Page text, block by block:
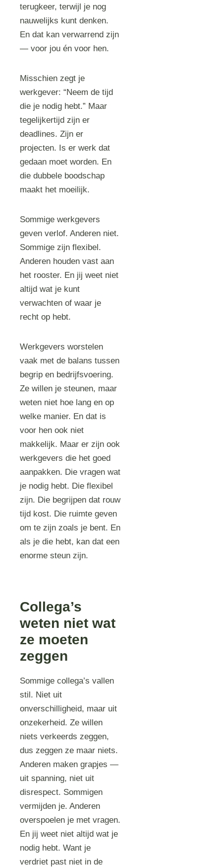
terugkeer, terwijl je nog
nauwelijks kunt denken.
En dat kan verwarrend zijn
— voor jou én voor hen.
Misschien zegt je
werkgever: “Neem de tijd
die je nodig hebt.” Maar
tegelijkertijd zijn er
deadlines. Zijn er
projecten. Is er werk dat
gedaan moet worden. En
die dubbele boodschap
maakt het moeilijk.
Sommige werkgevers
geven verlof. Anderen niet.
Sommige zijn flexibel.
Anderen houden vast aan
het rooster. En jij weet niet
altijd wat je kunt
verwachten of waar je
recht op hebt.
Werkgevers worstelen
vaak met de balans tussen
begrip en bedrijfsvoering.
Ze willen je steunen, maar
weten niet hoe lang en op
welke manier. En dat is
voor hen ook niet
makkelijk. Maar er zijn ook
werkgevers die het goed
aanpakken. Die vragen wat
je nodig hebt. Die flexibel
zijn. Die begrijpen dat rouw
tijd kost. Die ruimte geven
om te zijn zoals je bent. En
als je die hebt, kan dat een
enorme steun zijn.
Collega’s
weten niet wat
ze moeten
zeggen
Sommige collega’s vallen
stil. Niet uit
onverschilligheid, maar uit
onzekerheid. Ze willen
niets verkeerds zeggen,
dus zeggen ze maar niets.
Anderen maken grapjes —
uit spanning, niet uit
disrespect. Sommigen
vermijden je. Anderen
overspoelen je met vragen.
En jij weet niet altijd wat je
nodig hebt. Want je
verdriet past niet in de